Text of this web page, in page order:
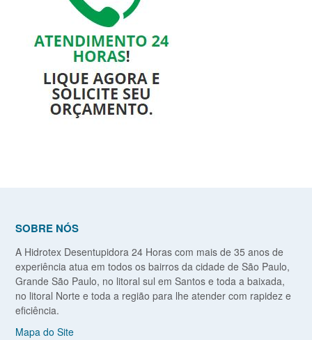
SOBRE NÓS
A Hidrotex Desentupidora 24 Horas com mais de 35 anos de
experiência atua em todos os bairros da cidade de São Paulo,
Grande São Paulo, no litoral sul em Santos e toda a baixada,
no litoral Norte e toda a região para lhe atender com rapidez e
eficiência.
Mapa do Site